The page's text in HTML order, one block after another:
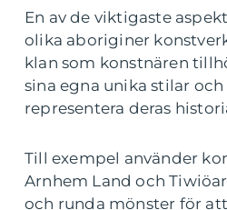
En av de viktigaste
olika aboriginer
klan som konstnären
sina egna unika stilar
representera deras
Till exempel använder
Arnhem Land och
och runda mönster för